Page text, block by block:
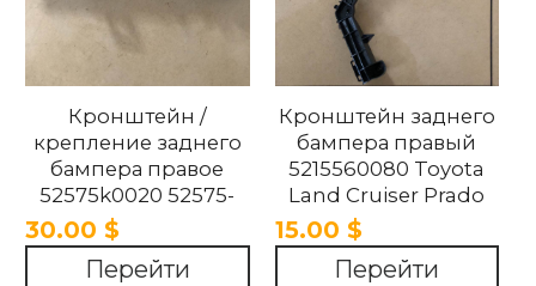
Кронштейн /
крепление заднего
бампера правое
52575k0020 52575-
k0020 TOYOTA YARIS
2021-2023
30.00 $
Перейти
Кронштейн заднего
бампера правый
5215560080 Toyota
Land Cruiser Prado
2017-2020
15.00 $
Перейти